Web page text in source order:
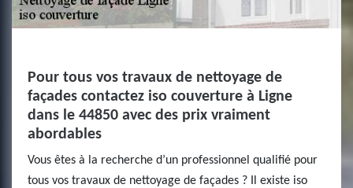
Pour tous vos travaux de nettoyage de
façades contactez iso couverture à Ligne
dans le 44850 avec des prix vraiment
abordables
Vous êtes à la recherche d’un professionnel qualifié pour
tous vos travaux de nettoyage de façades ? Il existe iso